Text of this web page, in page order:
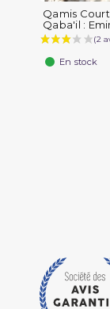
Qamis
Qaba'il :
En stock